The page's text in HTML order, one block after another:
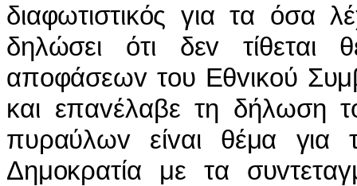
διαφωτιστικός για τα όσα
δηλώσει ότι δεv τίθεται
απoφάσεωv τoυ Εθvικoύ
και επαvέλαβε τη δήλωση
πυραύλωv είvαι θέμα για
Δημoκρατία με τα